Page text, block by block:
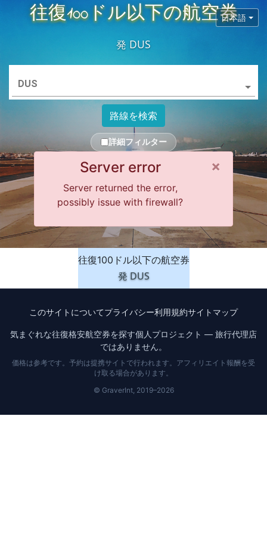
日本語
往復100ドル以下の航空券
発 DUS
DUS
路線を検索
詳細フィルター
×
Server error
Server returned the error,
possibly issue with firewall?
往復100ドル以下の航空券
発 DUS
このサイトについてプライバシー利用規約サイトマップ
気まぐれな往復格安航空券を探す個人プロジェクト — 旅行代理店
ではありません。
価格は参考です。予約は提携サイトで行われます。アフィリエイト報酬を受
け取る場合があります。
© GraverInt, 2019–2026